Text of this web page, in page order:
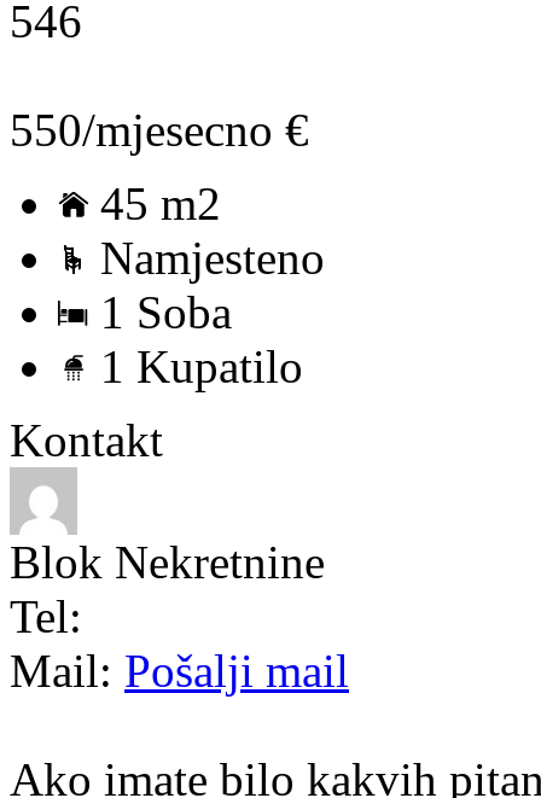
546
550/mjesecno €
45 m2
Namjesteno
1 Soba
1 Kupatilo
Kontakt
Blok Nekretnine
Tel:
Mail: Pošalji mail
Ako imate bilo kakvih